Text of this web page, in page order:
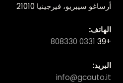
أرساغو سيبريو، فيرجينيا 21010
الهاتف:
+39
0331 808330
البريد:
info@gcauto.it